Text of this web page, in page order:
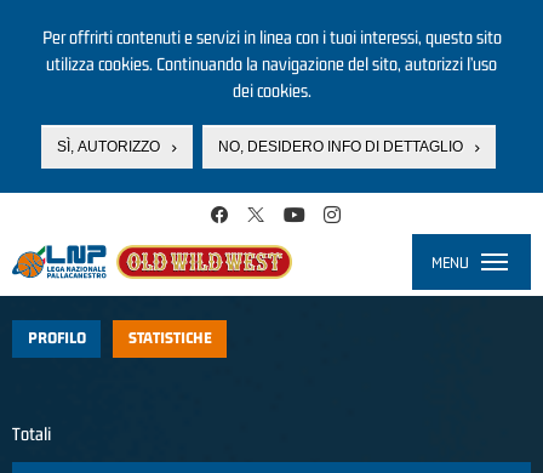
Per offrirti contenuti e servizi in linea con i tuoi interessi, questo sito
utilizza cookies. Continuando la navigazione del sito, autorizzi l’uso
dei cookies.
SÌ, AUTORIZZO NO, DESIDERO INFO DI DETTAGLIO
MENU
PROFILO STATISTICHE
Totali